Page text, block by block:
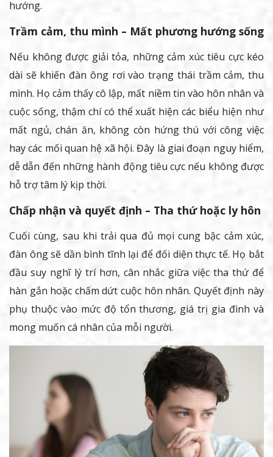
hướng.
Trầm cảm, thu mình – Mất phương hướng sống
Nếu không được giải tỏa, những cảm xúc tiêu cực kéo
dài sẽ khiến đàn ông rơi vào trạng thái trầm cảm, thu
mình. Họ cảm thấy cô lập, mất niềm tin vào hôn nhân và
cuộc sống, thậm chí có thể xuất hiện các biểu hiện như
mất ngủ, chán ăn, không còn hứng thú với công việc
hay các mối quan hệ xã hội. Đây là giai đoạn nguy hiểm,
dễ dẫn đến những hành động tiêu cực nếu không được
hỗ trợ tâm lý kịp thời.
Chấp nhận và quyết định – Tha thứ hoặc ly hôn
Cuối cùng, sau khi trải qua đủ mọi cung bậc cảm xúc,
đàn ông sẽ dần bình tĩnh lại để đối diện thực tế. Họ bắt
đầu suy nghĩ lý trí hơn, cân nhắc giữa việc tha thứ để
hàn gắn hoặc chấm dứt cuộc hôn nhân. Quyết định này
phụ thuộc vào mức độ tổn thương, giá trị gia đình và
mong muốn cá nhân của mỗi người.